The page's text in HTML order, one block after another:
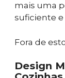
mais uma
suficiente e
Fora de
Design